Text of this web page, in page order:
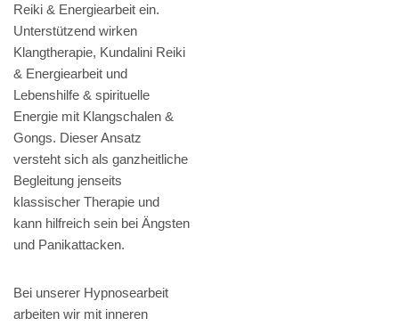
Reiki & Energiearbeit ein.
Unterstützend wirken
Klangtherapie, Kundalini Reiki
& Energiearbeit und
Lebenshilfe & spirituelle
Energie mit Klangschalen &
Gongs. Dieser Ansatz
versteht sich als ganzheitliche
Begleitung jenseits
klassischer Therapie und
kann hilfreich sein bei Ängsten
und Panikattacken.
Bei unserer Hypnosearbeit
arbeiten wir mit inneren